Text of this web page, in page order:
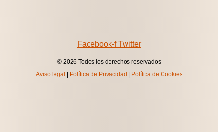
Facebook-f Twitter
© 2026 Todos los derechos reservados
Aviso legal
Política de Privacidad Política de Cookies